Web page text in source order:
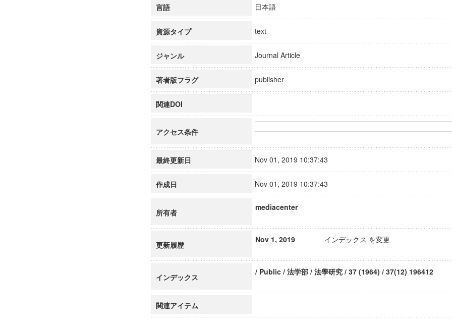
言語 日本語
資源タイプ text
ジャンル Journal Article
著者版フラグ publisher
関連DOI
アクセス条件
最終更新日 Nov 01, 2019 10:37:43
作成日 Nov 01, 2019 10:37:43
所有者
mediacenter
更新履歴
Nov 1, 2019 インデックス を変更
インデックス
/ Public / 法学部 / 法學研究 / 37 (1964) / 37(12) 196412
関連アイテム